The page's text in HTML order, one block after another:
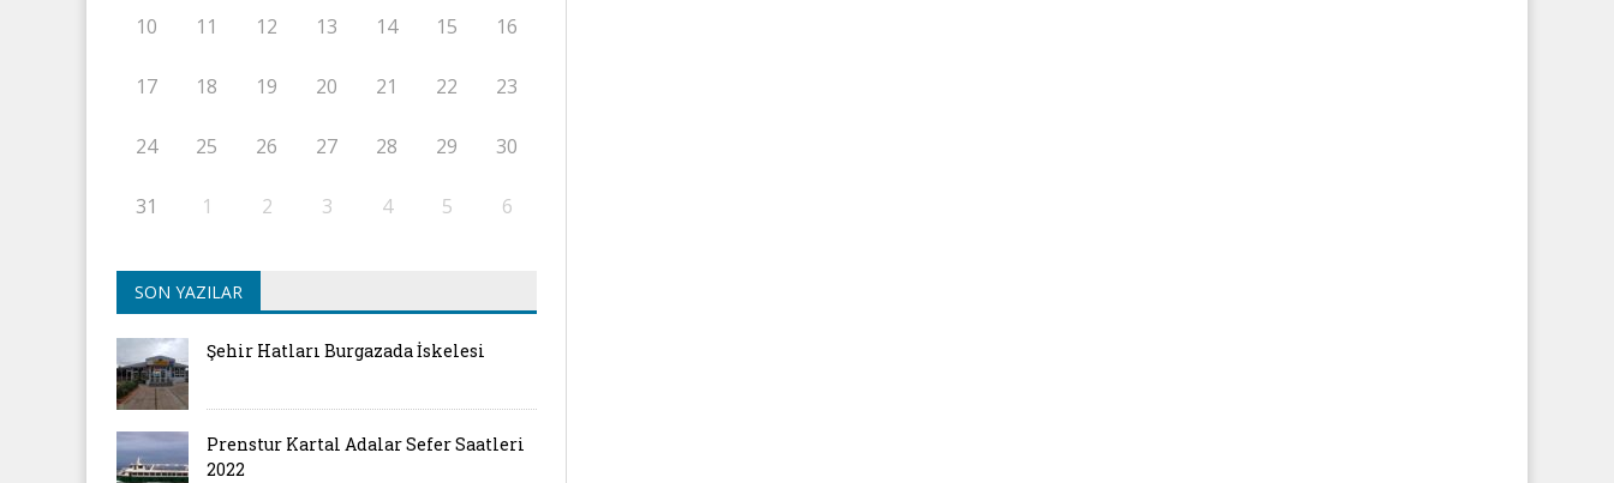
10 11 12 13 14 15 16
17 18 19 20 21 22 23
24 25 26 27 28 29 30
31 1 2 3 4 5 6
SON YAZILAR
Şehir Hatları Burgazada İskelesi
Prenstur Kartal Adalar Sefer Saatleri
2022